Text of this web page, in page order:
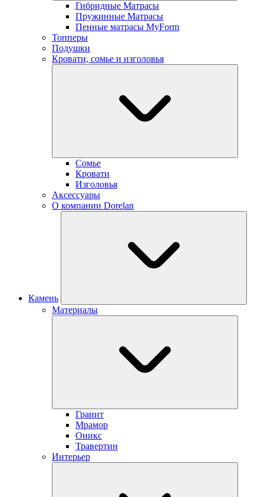
Гибридные Матрасы
Пружинные Матрасы
Пенные матрасы MyForm
Топперы
Подушки
Кровати, сомье и изголовья
Сомье
Кровати
Изголовья
Аксессуары
О компании Dorelan
Камень
Материалы
Гранит
Мрамор
Оникс
Травертин
Интерьер